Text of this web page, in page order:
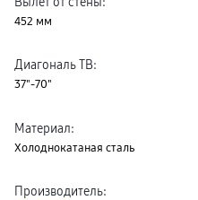
452 мм
Диагональ ТВ:
37"-70"
Материал:
Холоднокатаная сталь
Производитель: